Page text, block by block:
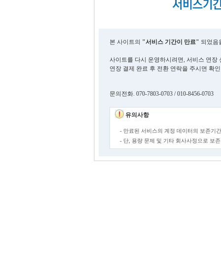
본 사이트의 "서비스 기간이 만료" 되었음
사이트를 다시 운영하시려면, 서비스 연장
연장 결제 완료 후 전환 연락을 주시면 확
문의전화. 070-7803-0703 / 010-8456-0703
유의사항
- 만료된 서비스의 계정 데이터의 보존기
- 단, 용량 문제 및 기타 회사사정으로 보